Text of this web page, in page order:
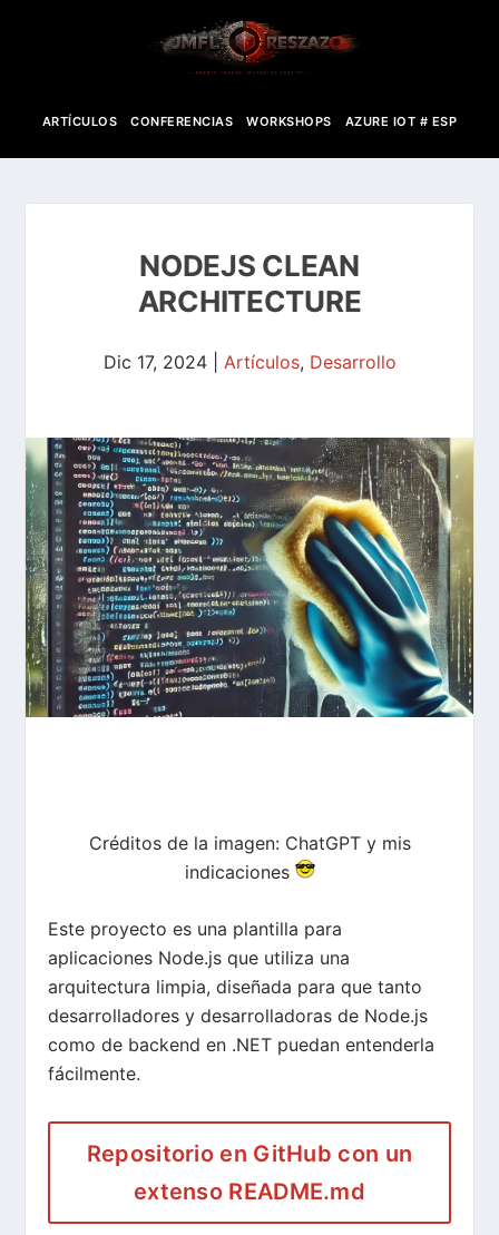
ARTÍCULOS CONFERENCIAS WORKSHOPS AZURE IOT # ESP
NODEJS CLEAN
ARCHITECTURE
Dic 17, 2024| Artículos, Desarrollo
Créditos de la imagen: ChatGPT y mis
indicaciones
Este proyecto es una plantilla para
aplicaciones Node.js que utiliza una
arquitectura limpia, diseñada para que tanto
desarrolladores y desarrolladoras de Node.js
como de backend en .NET puedan entenderla
fácilmente.
Repositorio en GitHub con un
extenso README.md